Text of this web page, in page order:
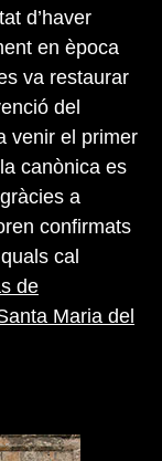
d’haver
en època
va restaurar
del
venir el primer
canònica es
a
confirmats
cal
de
Maria del